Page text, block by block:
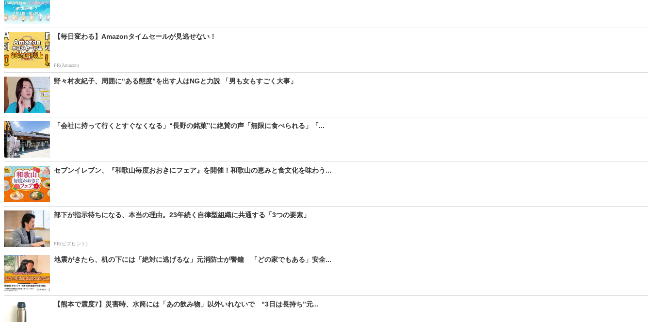
【毎日変わる】Amazonタイムセールが見逃せない！
PR(Amazon)
野々村友紀子、周囲に“ある態度”を出す人はNGと力説 「男も女もすごく大事」
「会社に持って行くとすぐなくなる」“長野の銘菓”に絶賛の声「無限に食べられる」「...
セブンイレブン、『和歌山毎度おおきにフェア』を開催！和歌山の恵みと食文化を味わう...
部下が指示待ちになる、本当の理由。23年続く自律型組織に共通する「3つの要素」
PR(ビズヒント)
地震がきたら、机の下には「絶対に逃げるな」元消防士が警鐘 「どの家でもある」安全...
【熊本で震度7】災害時、水筒には「あの飲み物」以外いれないで “3日は長持ち”元...